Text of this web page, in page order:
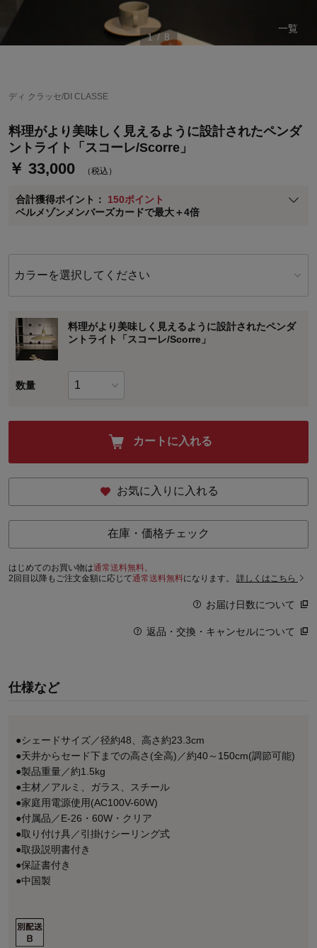
1 / 8
一覧
ディ クラッセ/DI CLASSE
料理がより美味しく見えるように設計されたペンダ
ントライト「スコーレ/Scorre」
￥ 33,000 （税込）
合計獲得ポイント： 150ポイント
ベルメゾンメンバーズカードで最大＋4倍
ベルメゾンご優待サービスについて
通常商品送料無料 返品引取無料（JCBのみ）
即時入会なら更に500円OFFクーポンプレゼント
※メンバーズカードの加算ポイントはステージ倍率適用前の基本ポイント
に対して適用されます。
カラーを選択してください
料理がより美味しく見えるように設計されたペンダ
ントライト「スコーレ/Scorre」
数量
カートに入れる
お気に入りに入れる
在庫・価格チェック
はじめてのお買い物は通常送料無料。
2回目以降もご注文金額に応じて通常送料無料になります。 詳しくはこちら
お届け日数について
返品・交換・キャンセルについて
仕様など
●シェードサイズ／径約48、高さ約23.3cm
●天井からセード下までの高さ(全高)／約40～150cm(調節可能)
●製品重量／約1.5kg
●主材／アルミ、ガラス、スチール
●家庭用電源使用(AC100V-60W)
●付属品／E-26・60W・クリア
●取り付け具／引掛けシーリング式
●取扱説明書付き
●保証書付き
●中国製